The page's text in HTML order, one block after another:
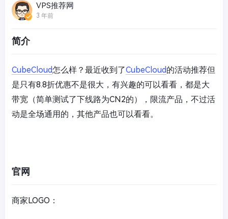
VPS推荐网
3 年前
简介
CubeCloud怎么样？最近收到了CubeCloud的活动推荐但
是只有8.8折优惠不是很大，有兴趣的可以看看，都是大
带宽（简单测试了下线路为CN2的），限流产品，不过活
动是全场通用的，其他产品也可以看看。
官网
商家LOGO：